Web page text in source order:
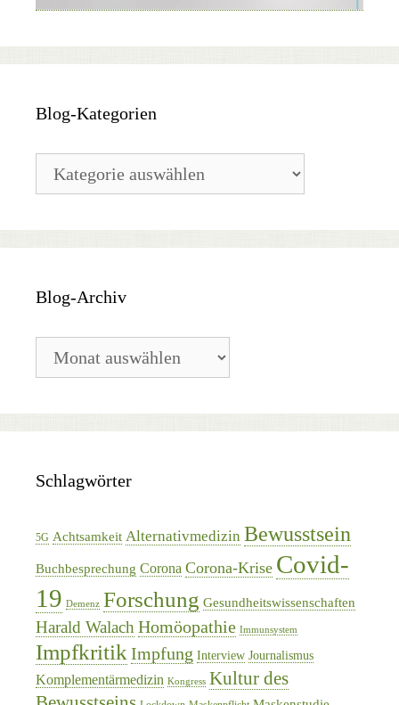
Blog-Kategorien
Kategorien
Blog-Archiv
Archiv
Schlagwörter
5G Achtsamkeit Alternativmedizin Bewusstsein
Buchbesprechung Corona Corona-Krise Covid-
19 Demenz Forschung Gesundheitswissenschaften
Harald WalachHomöopathie Immunsystem
Impfkritik Impfung Interview Journalismus
Komplementärmedizin Kongress Kultur des